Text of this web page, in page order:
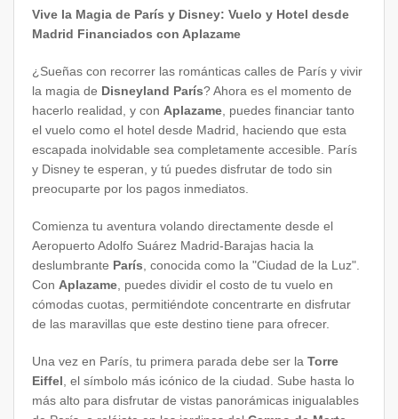
Vive la Magia de París y Disney: Vuelo y Hotel desde
Madrid Financiados con Aplazame
¿Sueñas con recorrer las románticas calles de París y vivir
la magia de Disneyland París? Ahora es el momento de
hacerlo realidad, y con Aplazame , puedes financiar tanto
el vuelo como el hotel desde Madrid, haciendo que esta
escapada inolvidable sea completamente accesible. París
y Disney te esperan, y tú puedes disfrutar de todo sin
preocuparte por los pagos inmediatos.
Comienza tu aventura volando directamente desde el
Aeropuerto Adolfo Suárez Madrid-Barajas hacia la
deslumbrante París , conocida como la "Ciudad de la Luz".
Con Aplazame , puedes dividir el costo de tu vuelo en
cómodas cuotas, permitiéndote concentrarte en disfrutar
de las maravillas que este destino tiene para ofrecer.
Una vez en París, tu primera parada debe ser la Torre
Eiffel , el símbolo más icónico de la ciudad. Sube hasta lo
más alto para disfrutar de vistas panorámicas inigualables